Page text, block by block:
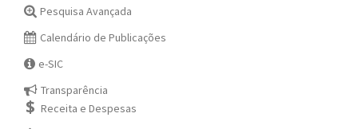
Pesquisa Avançada
Calendário de Publicações
e-SIC
Transparência
Receita e Despesas